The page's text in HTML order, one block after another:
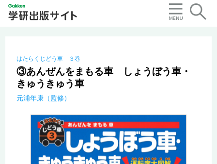
はたらくじどう車 ３巻
③あんぜんをまもる車 しょうぼう車・
きゅうきゅう車
元浦年康（監修）